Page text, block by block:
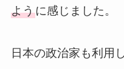
ように感じました。
日本の政治家も利用